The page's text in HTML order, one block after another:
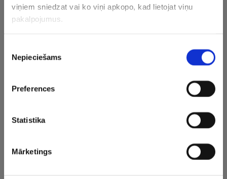
viņiem sniedzat vai ko viņi apkopo, kad lietojat viņu
pakalpojumus.
izvēle
Nepieciešams
Preferences
Statistika
Mārketings
05.08.2026 16:51
FANTASY SPORTS IESAKA
Ņūdžersijas “Devils”?